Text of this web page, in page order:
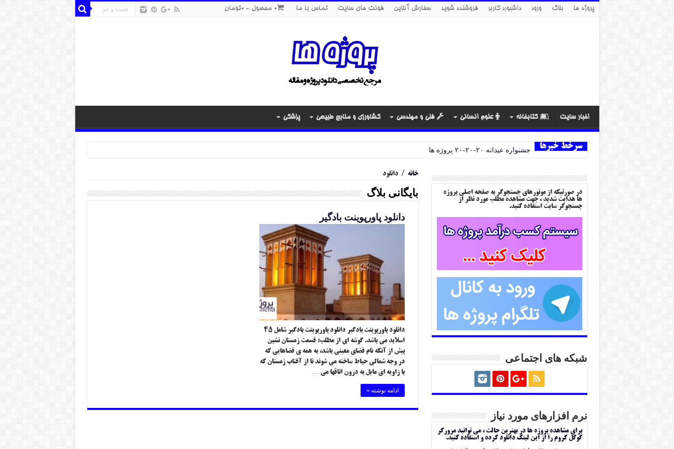
پروژه ها بلاگ ورود داشبورد کاربر فروشنده شوید سفارش آنلاین فونت های سایت تماس با ما 0 محصول 0تومان
اخبار سایت کتابخانه علوم انسانی فنی و مهندسی کشاورزی و منابع طبیعی پزشکی
سرخط خبرها جشنواره عیدانه ۲۰-۲۰-۲۰ پروژه ها
خانه / دانلود
بایگانی بلاگ
دانلود پاورپوینت بادگیر
دانلود پاورپوینت بادگیر دانلود پاورپوینت بادگیر شامل ۴۵
اسلاید می باشد. گوشه ای از مطلب: قسمت زمستان نشین
پیش از آنکه نام فضای معینی باشد، به همه ی فضاهایی که
در وجه شمالی حیاط ساخته می شوند تا از آفتاب زمستان که
با زاویه ای مایل به درون اتاقها می …
ادامه نوشته »
در صورتیکه از موتورهای جستجوگر به صفحه اصلی پروژه
ها هدایت شدید ، جهت مشاهده مطلب مورد نظر از
جستجوگر سایت استفاده کنید.
شبکه های اجتماعی
نرم افزارهای مورد نیاز
برای مشاهده پروژه ها در بهترین حالت ، می توانید مرورگر
گوگل کروم را از این لینک دانلود کرده و استفاده کنید.